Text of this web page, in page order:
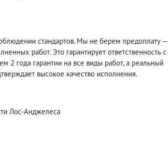
стандартов. Мы не берем предоплату —
работ. Это гарантирует ответственность с
2 года гарантии на все виды работ, а реальный
высокое качество исполнения.
Лос-Анджелеса